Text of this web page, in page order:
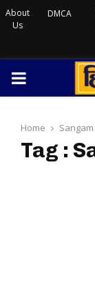
About
Us
DMCA
PRIMARY
Home
Tag :